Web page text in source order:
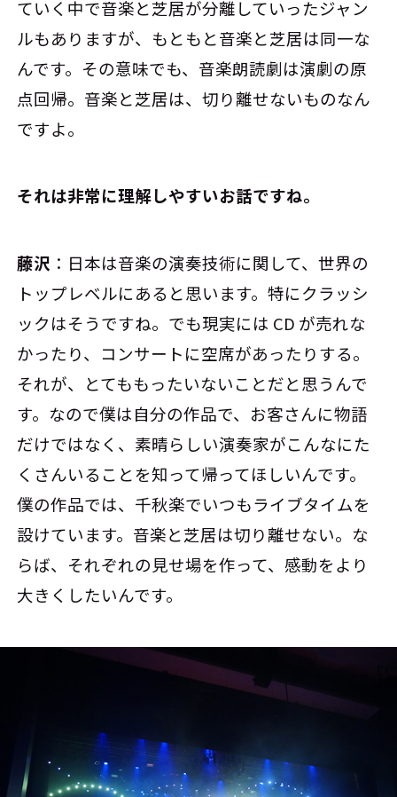
ていく中で音楽と芝居が分離していったジャン
ルもありますが、もともと音楽と芝居は同一な
んです。その意味でも、音楽朗読劇は演劇の原
点回帰。音楽と芝居は、切り離せないものなん
ですよ。
――それは非常に理解しやすいお話ですね。
藤沢 ：日本は音楽の演奏技術に関して、世界の
トップレベルにあると思います。特にクラッシ
ックはそうですね。でも現実には CD が売れな
かったり、コンサートに空席があったりする。
それが、とてももったいないことだと思うんで
す。なので僕は自分の作品で、お客さんに物語
だけではなく、素晴らしい演奏家がこんなにた
くさんいることを知って帰ってほしいんです。
僕の作品では、千秋楽でいつもライブタイムを
設けています。音楽と芝居は切り離せない。な
らば、それぞれの見せ場を作って、感動をより
大きくしたいんです。